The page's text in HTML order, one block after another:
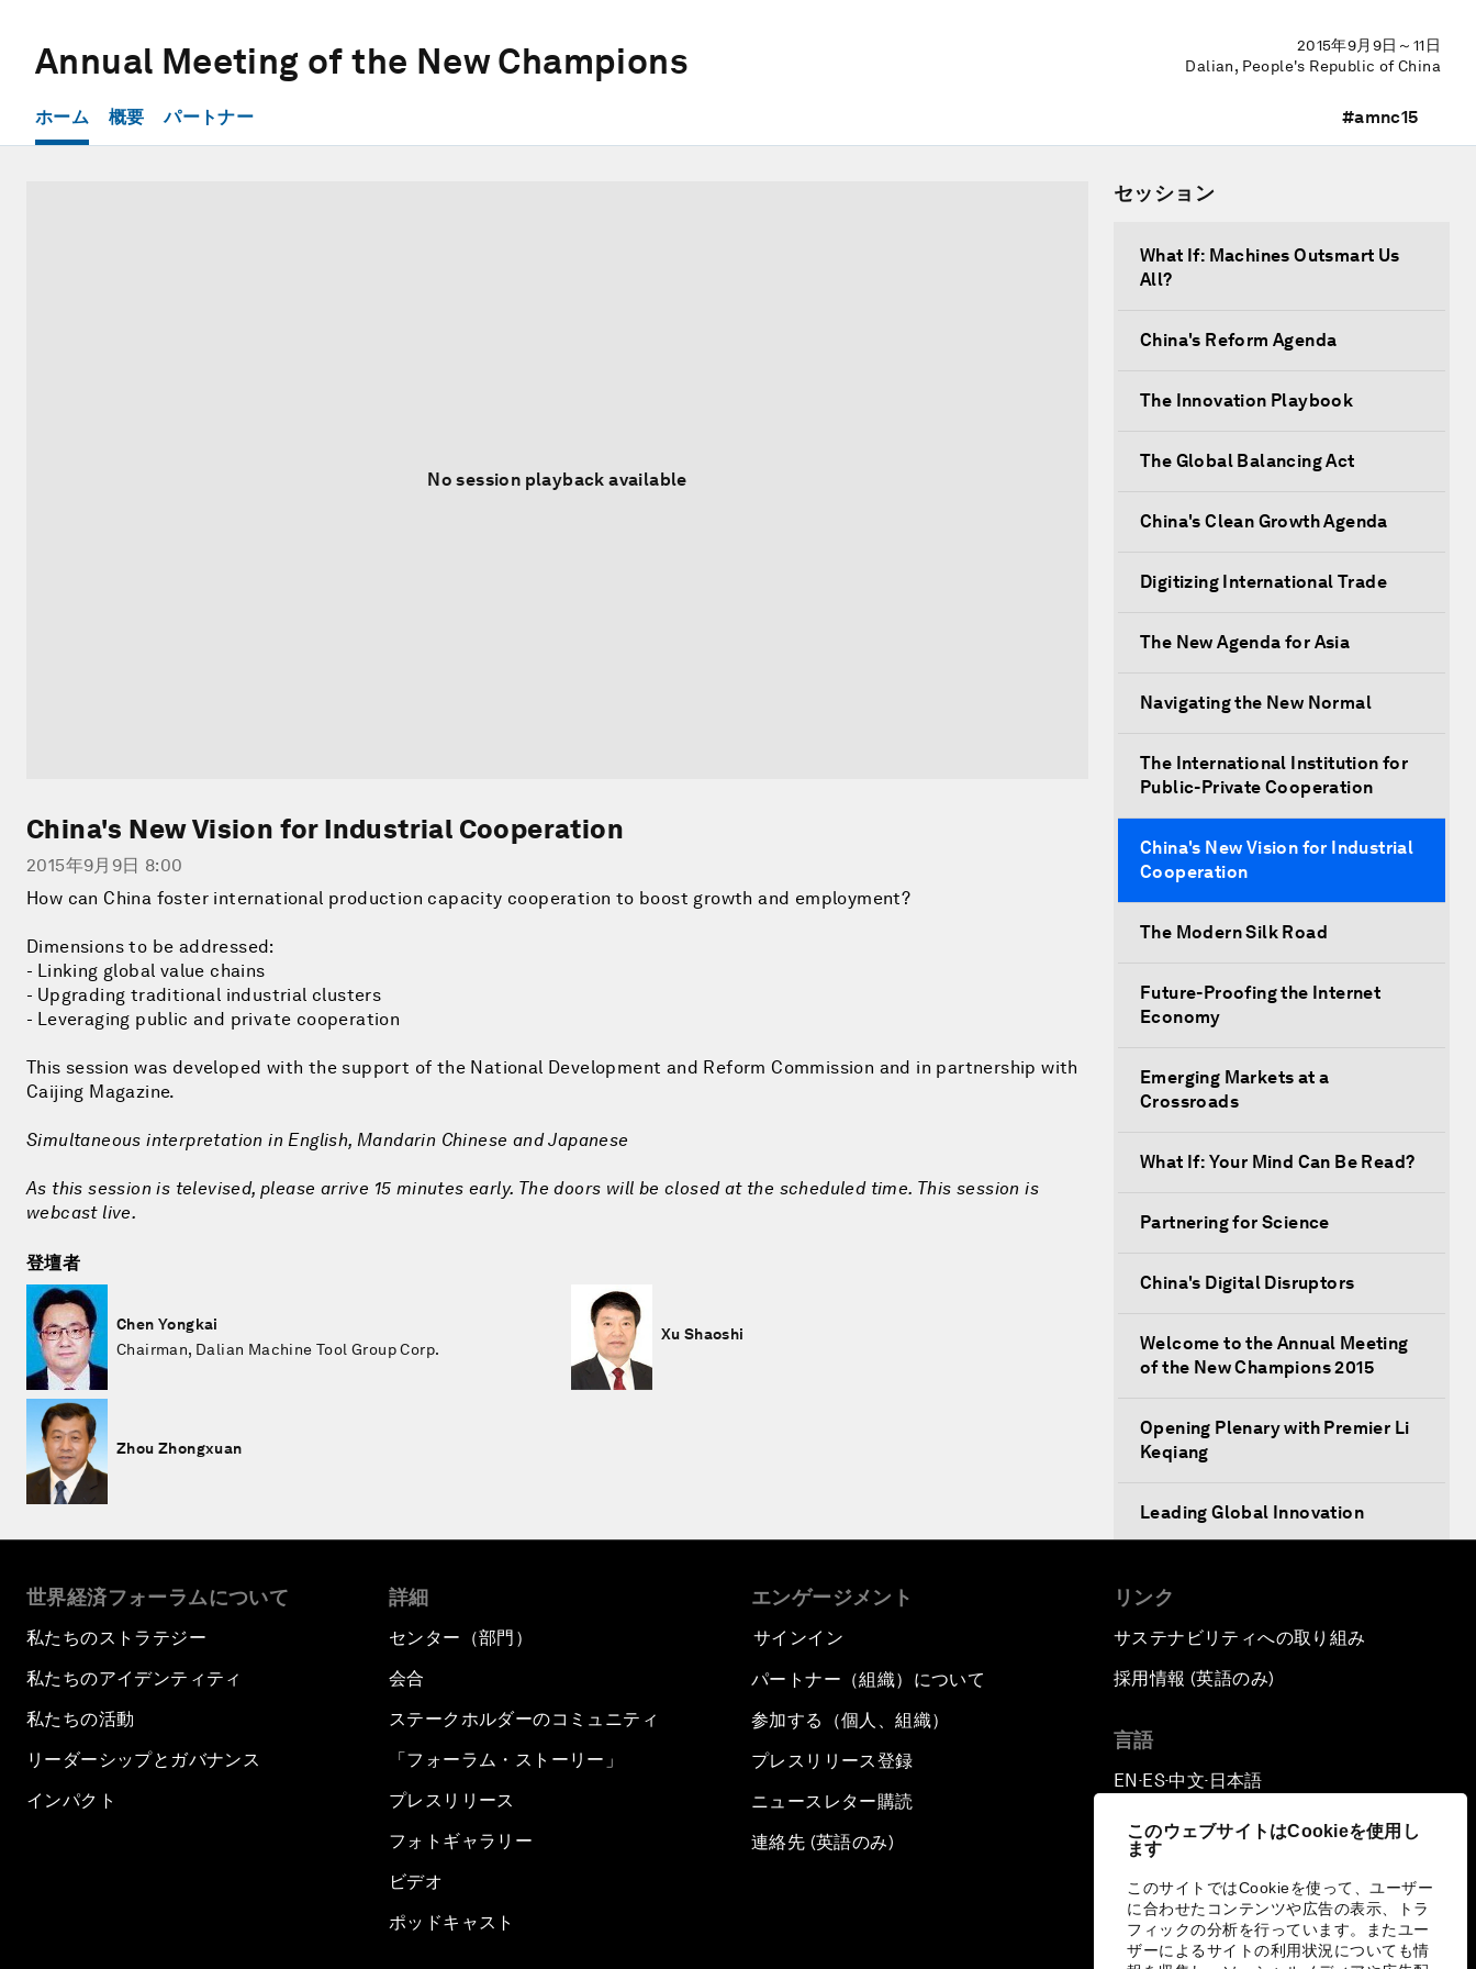
このウェブサイトはCookieを使用し
ます
このサイトではCookieを使って、ユーザー
に合わせたコンテンツや広告の表示、トラ
フィックの分析を行っています。またユー
ザーによるサイトの利用状況についても情
Annual Meeting of the New Champions
2015年9月9日～11日
Dalian, People's Republic of China
ホーム 概要 パートナー #amnc15
No session playback available
China's New Vision for Industrial Cooperation
2015年9月9日 8:00
How can China foster international production capacity cooperation to boost growth and employment?
Dimensions to be addressed:
- Linking global value chains
- Upgrading traditional industrial clusters
- Leveraging public and private cooperation
This session was developed with the support of the National Development and Reform Commission and in partnership with
Caijing Magazine.
Simultaneous interpretation in English, Mandarin Chinese and Japanese
As this session is televised, please arrive 15 minutes early. The doors will be closed at the scheduled time. This session is
webcast live.
登壇者
Chen Yongkai
Chairman, Dalian Machine Tool Group Corp.
Xu Shaoshi
Zhou Zhongxuan
セッション
What If: Machines Outsmart Us
All?
China's Reform Agenda
The Innovation Playbook
The Global Balancing Act
China's Clean Growth Agenda
Digitizing International Trade
The New Agenda for Asia
Navigating the New Normal
The International Institution for
Public-Private Cooperation
China's New Vision for Industrial
Cooperation
The Modern Silk Road
Future-Proofing the Internet
Economy
Emerging Markets at a
Crossroads
What If: Your Mind Can Be Read?
Partnering for Science
China's Digital Disruptors
Welcome to the Annual Meeting
of the New Champions 2015
Opening Plenary with Premier Li
Keqiang
Leading Global Innovation
Asia's Energy Options
Intellectual Property in the
The Digital Disruption of Finance
Navigating the Next Industrial
Revolution
Parity Equals Performance
世界経済フォーラムについて
私たちのストラテジー
私たちのアイデンティティ
私たちの活動
リーダーシップとガバナンス
インパクト
詳細
センター（部門）
会合
ステークホルダーのコミュニティ
「フォーラム・ストーリー」
プレスリリース
フォトギャラリー
ビデオ
ポッドキャスト
エンゲージメント
サインイン
パートナー（組織）について
参加する（個人、組織）
プレスリリース登録
ニュースレター購読
連絡先 (英語のみ)
リンク
サステナビリティへの取り組み
採用情報 (英語のみ)
言語
EN ▪ES▪中文▪ 日本語